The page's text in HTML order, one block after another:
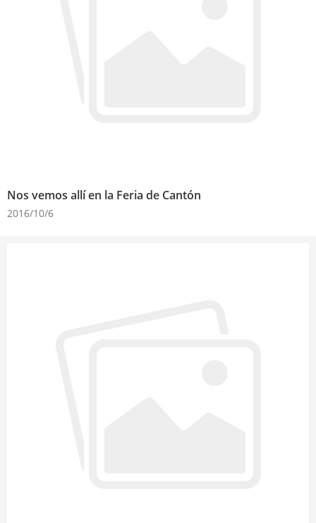
Nos vemos allí en la Feria de Cantón
2016/10/6